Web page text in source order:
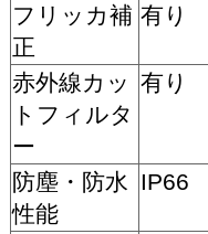
フリッカ補
正
有り
赤外線カッ
トフィルタ
ー
有り
防塵・防水
性能
IP66